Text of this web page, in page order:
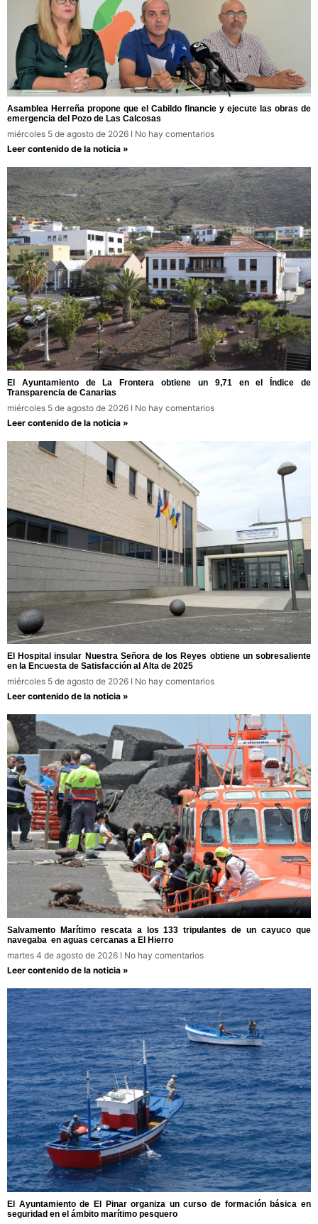
Asamblea Herreña propone que el Cabildo financie y ejecute las obras de
emergencia del Pozo de Las Calcosas
miércoles 5 de agosto de 2026
No hay comentarios
Leer contenido de la noticia »
El Ayuntamiento de La Frontera obtiene un 9,71 en el Índice de
Transparencia de Canarias
miércoles 5 de agosto de 2026
No hay comentarios
Leer contenido de la noticia »
El Hospital insular Nuestra Señora de los Reyes obtiene un sobresaliente
en la Encuesta de Satisfacción al Alta de 2025
miércoles 5 de agosto de 2026
No hay comentarios
Leer contenido de la noticia »
Salvamento Marítimo rescata a los 133 tripulantes de un cayuco que
navegaba en aguas cercanas a El Hierro
martes 4 de agosto de 2026
No hay comentarios
Leer contenido de la noticia »
El Ayuntamiento de El Pinar organiza un curso de formación básica en
seguridad en el ámbito marítimo pesquero